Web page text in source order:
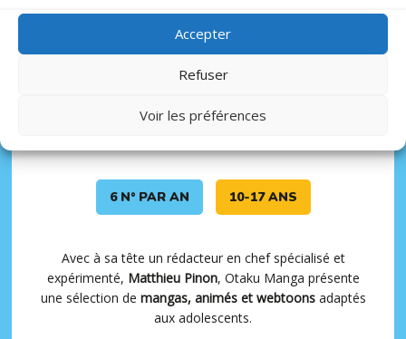
Accepter
Refuser
Voir les préférences
Otaku Manga :
le premiermagazine manga
6 N° PAR AN 10-17 ANS
Avec à sa tête un rédacteur en chef spécialisé et
expérimenté, Matthieu Pinon, Otaku Manga présente
une sélection de mangas, animés et webtoonsadaptés
aux adolescents.